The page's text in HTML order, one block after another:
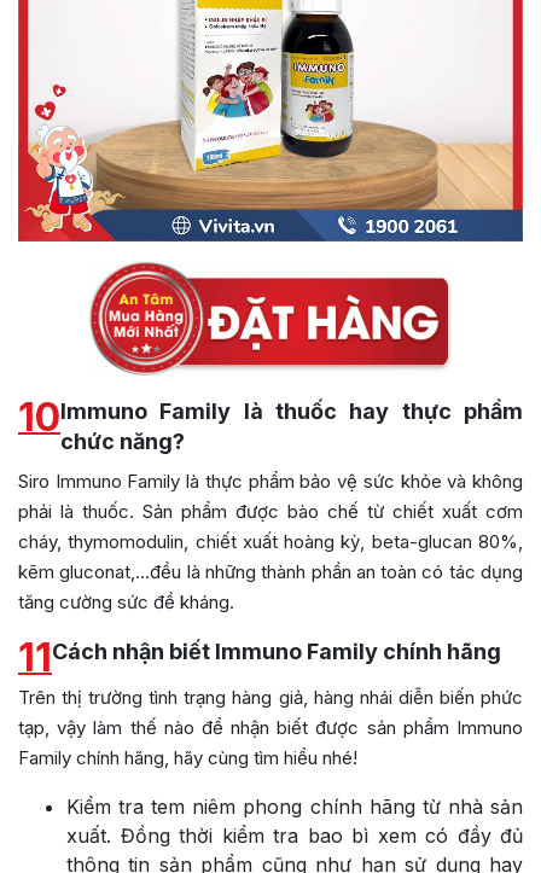
10Immuno Family là thuốc hay thực phẩm
chức năng?
Siro Immuno Family là thực phẩm bảo vệ sức khỏe và không
phải là thuốc. Sản phẩm được bào chế từ chiết xuất cơm
cháy, thymomodulin, chiết xuất hoàng kỳ, beta-glucan 80%,
kẽm gluconat,…đều là những thành phần an toàn có tác dụng
tăng cường sức đề kháng.
11Cách nhận biết Immuno Family chính hãng
Trên thị trường tình trạng hàng giả, hàng nhái diễn biến phức
tạp, vậy làm thế nào để nhận biết được sản phẩm Immuno
Family chính hãng, hãy cùng tìm hiểu nhé!
Kiểm tra tem niêm phong chính hãng từ nhà sản
xuất. Đồng thời kiểm tra bao bì xem có đầy đủ
thông tin sản phẩm cũng như hạn sử dụng hay